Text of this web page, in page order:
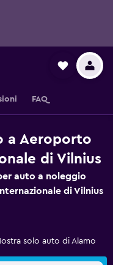
FAQ
a Aeroporto
di Vilnius
auto a noleggio
di Vilnius
solo auto di Alamo